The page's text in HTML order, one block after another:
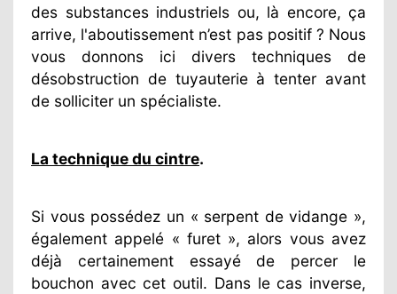
des substances industriels ou, là encore, ça
arrive, l'aboutissement n’est pas positif ? Nous
vous donnons ici divers techniques de
désobstruction de tuyauterie à tenter avant
de solliciter un spécialiste.
La technique du cintre.
Si vous possédez un « serpent de vidange »,
également appelé « furet », alors vous avez
déjà certainement essayé de percer le
bouchon avec cet outil. Dans le cas inverse,